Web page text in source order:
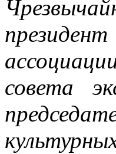
совета